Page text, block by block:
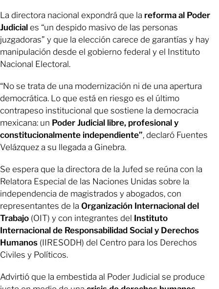
La directora nacional expondrá que la reforma al Poder
Judicial es “un despido masivo de las personas
juzgadoras” y que la elección carece de garantías y hay
manipulación desde el gobierno federal y el Instituto
Nacional Electoral.
“No se trata de una modernización ni de una apertura
democrática. Lo que está en riesgo es el último
contrapeso institucional que sostiene la democracia
mexicana: un Poder Judicial libre, profesional y
constitucionalmente independiente”, declaró Fuentes
Velázquez a su llegada a Ginebra.
Se espera que la directora de la Jufed se reúna con la
Relatora Especial de las Naciones Unidas sobre la
independencia de magistrados y abogados, con
representantes de la Organización Internacional del
Trabajo (OIT) y con integrantes del Instituto
Internacional de Responsabilidad Social y Derechos
Humanos (IIRESODH) del Centro para los Derechos
Civiles y Políticos.
Advirtió que la embestida al Poder Judicial se produce